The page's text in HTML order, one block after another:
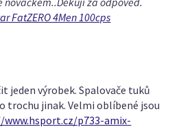
FatZERO 4Men 100cps
jeden výrobek. Spalovače tuků
trochu jinak. Velmi oblíbené jsou
p733-amix-